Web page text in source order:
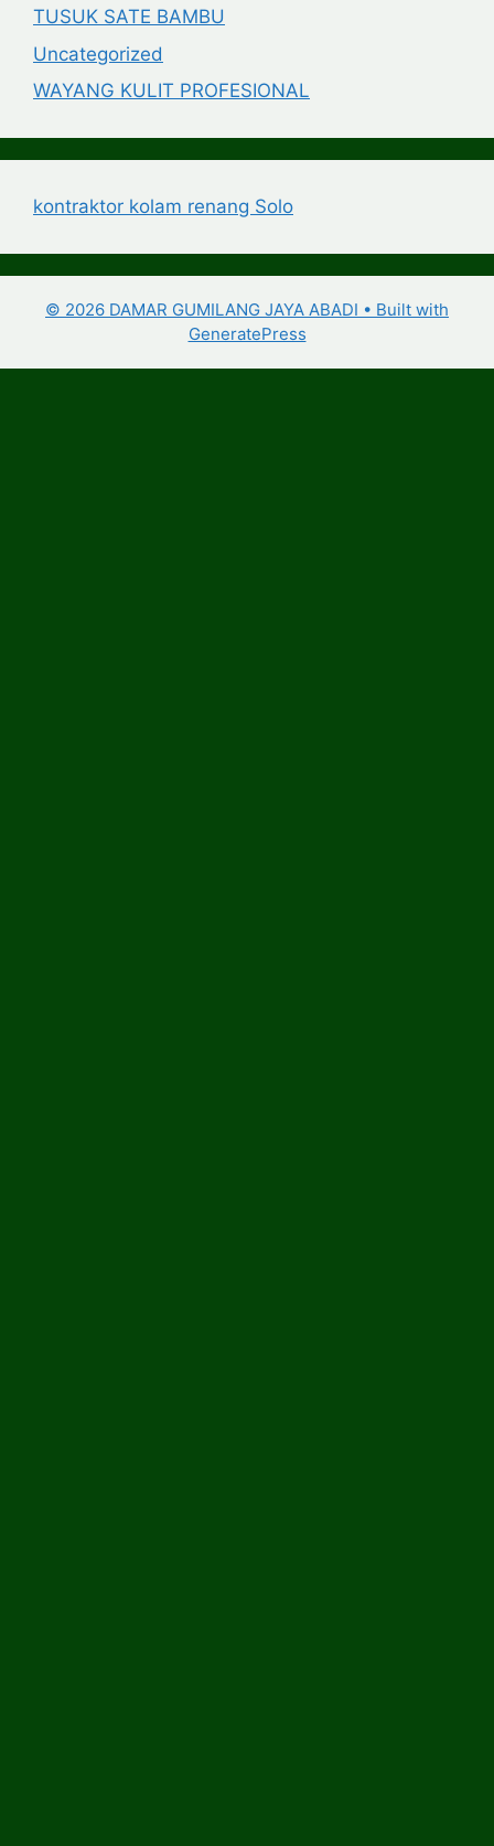
TUSUK SATE BAMBU
Uncategorized
WAYANG KULIT PROFESIONAL
kontraktor kolam renang Solo
© 2026 DAMAR GUMILANG JAYA ABADI • Built with
GeneratePress